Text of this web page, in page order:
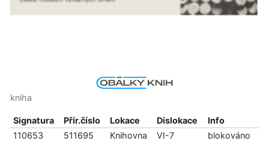
kniha
Signatura Přír.číslo Lokace Dislokace
Info
110653
511695 Knihovna VI-7 blokováno